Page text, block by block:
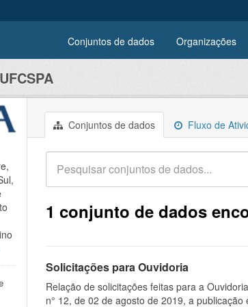
Conjuntos de dados Organizações
UFCSPA
Conjuntos de dados Fluxo de
1 conjunto de dados
Solicitações para Ouvidoria
Relação de solicitações feitas para a
n° 12, de 02 de agosto de 2019, a